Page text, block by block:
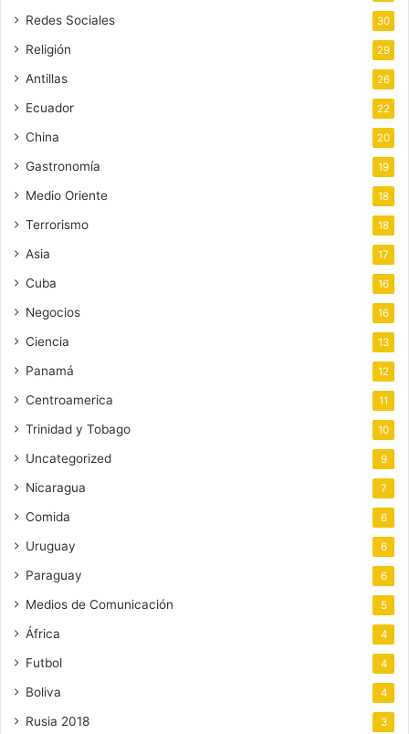
Redes Sociales 30
Religión 29
Antillas 26
Ecuador 22
China 20
Gastronomía 19
Medio Oriente 18
Terrorismo 18
Asia 17
Cuba 16
Negocios 16
Ciencia 13
Panamá 12
Centroamerica 11
Trinidad y Tobago 10
Uncategorized 9
Nicaragua 7
Comida 6
Uruguay 6
Paraguay 6
Medios de Comunicación 5
África 4
Futbol 4
Boliva 4
Rusia 2018 3